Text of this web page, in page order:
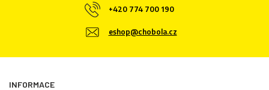
+420 774 700 190
eshop@chobola.cz
INFORMACE